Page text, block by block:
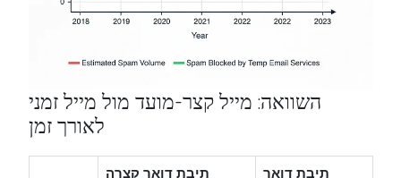
השוואה: מייל קצר-מועד מול מייל זמני
לאורך זמן
תיבת דואר קצרה תיבת דואר